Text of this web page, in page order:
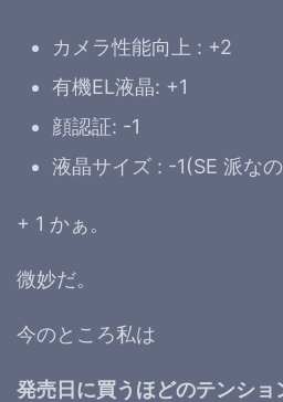
カメラ性能向上 : +2
有機EL液晶: +1
顔認証: -1
液晶サイズ : -1(SE 派な
+ 1 かぁ。
微妙だ。
今のところ私は
発売日に買うほどのテンショ